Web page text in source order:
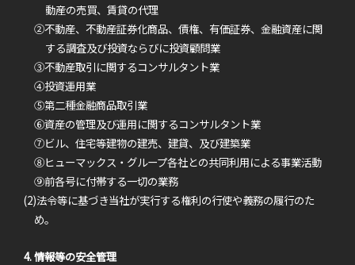
動産の売買、賃貸の代理
②不動産、不動産証券化商品、債権、有価証券、金融資産に関
する調査及び投資ならびに投資顧問業
③不動産取引に関するコンサルタント業
④投資運用業
⑤第二種金融商品取引業
⑥資産の管理及び運用に関するコンサルタント業
⑦ビル、住宅等建物の建売、建貸、及び建築業
⑧ヒューマックス・グループ各社との共同利用による事業活動
⑨前各号に付帯する一切の業務
(2)法令等に基づき当社が実行する権利の行使や義務の履行のた
め。
4. 情報等の安全管理